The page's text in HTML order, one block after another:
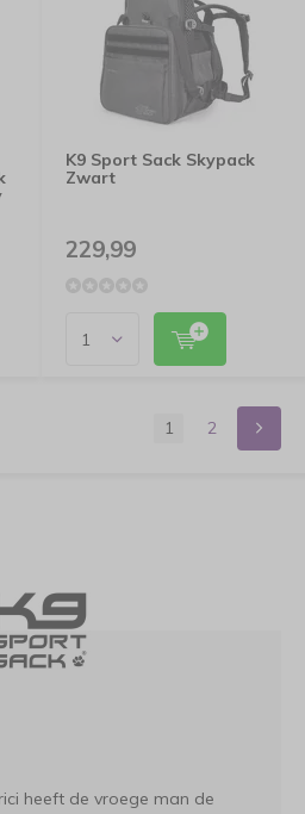
K9 Sport Sack Skypack
Zwart
229,99
1 2
heeft de vroege man de